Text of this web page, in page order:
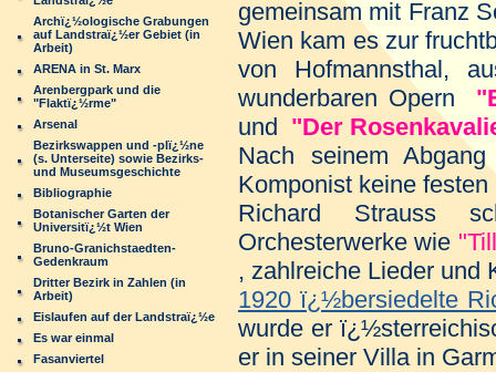
Archï¿½ologische Grabungen
auf Landstraï¿½er Gebiet (in
Arbeit)
ARENA in St. Marx
Arenbergpark und die
"Flaktï¿½rme"
Arsenal
Bezirkswappen und -plï¿½ne
(s. Unterseite) sowie Bezirks-
und Museumsgeschichte
Bibliographie
Botanischer Garten der
Universitï¿½t Wien
Bruno-Granichstaedten-
Gedenkraum
Dritter Bezirk in Zahlen (in
Arbeit)
Eislaufen auf der Landstraï¿½e
Es war einmal
Fasanviertel
gemeinsam mit Franz
Wien kam es zur
von Hofmannsthal,
wunderbaren Opern
und "Der
Nach seinem
Komponist keine
Richard Strauss
Orchesterwerke wie
, zahlreiche Lieder und
1920 ï¿½bersiedelte
wurde er
er in seiner Villa in